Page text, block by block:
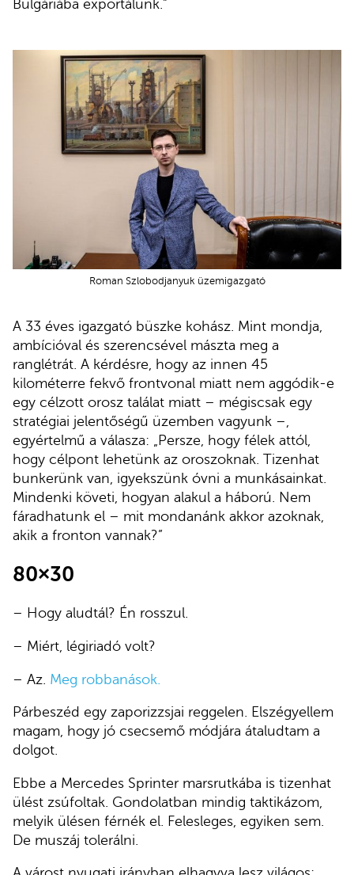
Bulgáriába exportálunk.”
Roman Szlobodjanyuk üzemigazgató
A 33 éves igazgató büszke kohász. Mint mondja,
ambícióval és szerencsével mászta meg a
ranglétrát. A kérdésre, hogy az innen 45
kilométerre fekvő frontvonal miatt nem aggódik-e
egy célzott orosz találat miatt – mégiscsak egy
stratégiai jelentőségű üzemben vagyunk –,
egyértelmű a válasza: „Persze, hogy félek attól,
hogy célpont lehetünk az oroszoknak. Tizenhat
bunkerünk van, igyekszünk óvni a munkásainkat.
Mindenki követi, hogyan alakul a háború. Nem
fáradhatunk el – mit mondanánk akkor azoknak,
akik a fronton vannak?”
80×30
– Hogy aludtál? Én rosszul.
– Miért, légiriadó volt?
– Az. Meg robbanások.
Párbeszéd egy zaporizzsjai reggelen. Elszégyellem
magam, hogy jó csecsemő módjára átaludtam a
dolgot.
Ebbe a Mercedes Sprinter marsrutkába is tizenhat
ülést zsúfoltak. Gondolatban mindig taktikázom,
melyik ülésen férnék el. Felesleges, egyiken sem.
De muszáj tolerálni.